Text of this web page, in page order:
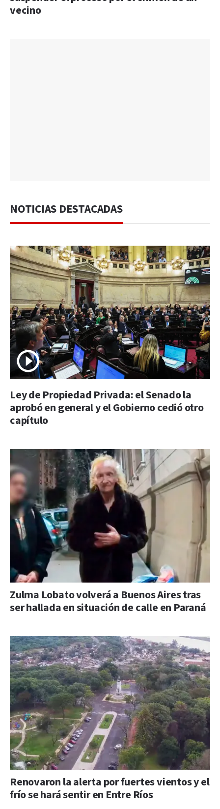
vecino
NOTICIAS DESTACADAS
Ley de Propiedad Privada: el Senado la
aprobó en general y el Gobierno cedió otro
capítulo
Zulma Lobato volverá a Buenos Aires tras
ser hallada en situación de calle en Paraná
Renovaron la alerta por fuertes vientos y el
frío se hará sentir en Entre Ríos